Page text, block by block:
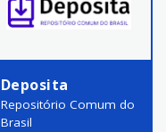
Deposita
Repositório Comum do
Brasil